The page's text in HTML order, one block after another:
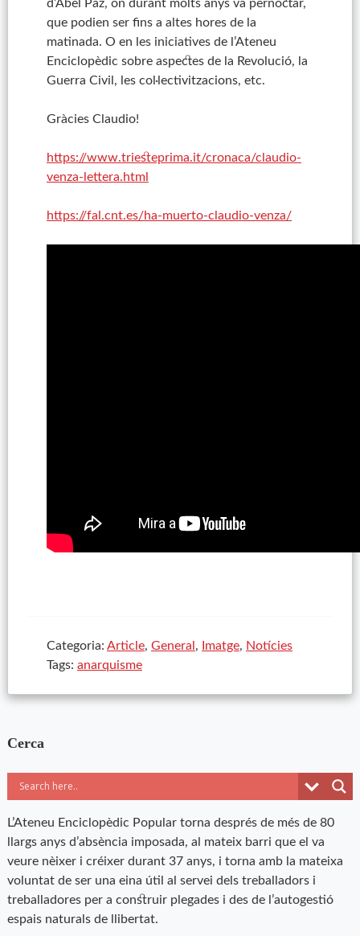
d’Abel Paz, on durant molts anys va pernoctar,
que podien ser fins a altes hores de la
matinada. O en les iniciatives de l’Ateneu
Enciclopèdic sobre aspectes de la Revolució, la
Guerra Civil, les col·lectivitzacions, etc.
Gràcies Claudio!
https://www.triesteprima.it/cronaca/claudio-
venza-lettera.html
https://fal.cnt.es/ha-muerto-claudio-venza/
Categoria: Article, General , Imatge, Notícies
Tags: anarquisme
Cerca
L’Ateneu Enciclopèdic Popular torna després de més de 80
llargs anys d’absència imposada, al mateix barri que el va
veure nèixer i créixer durant 37 anys, i torna amb la mateixa
voluntat de ser una eina útil al servei dels treballadors i
treballadores per a construir plegades i des de l’autogestió
espais naturals de llibertat.